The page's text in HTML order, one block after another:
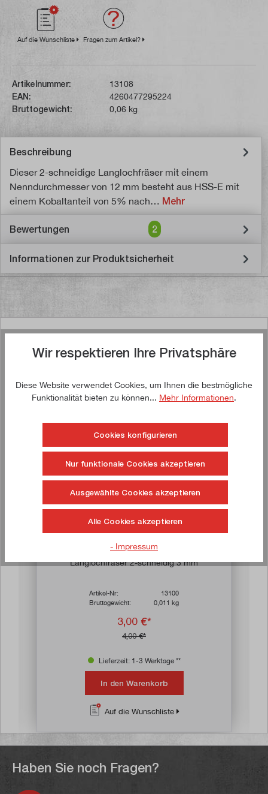
Auf die Wunschliste Fragen zum Artikel?
Artikelnummer:
13108
EAN:
4260477295224
Bruttogewicht:
0,06 kg
Beschreibung
Dieser 2-schneidige Langlochfräser mit einem
Nenndurchmesser von 12 mm besteht aus HSS-E mit
einem Kobaltanteil von 5% nach… Mehr
Bewertungen 2
Informationen zur Produktsicherheit
4.8 von 5 Sternen Durchschnittliche Bewertung von 4.8 von
Langlochfräser 2-schneidig 3 mm
Artikel-Nr:
13100
Bruttogewicht:
0,011 kg
3,00 €*
4,00 €*
Lieferzeit: 1-3 Werktage **
In den Warenkorb
Auf die Wunschliste
Haben Sie noch Fragen?
Wir respektieren Ihre Privatsphäre
Diese Website verwendet Cookies, um Ihnen die bestmögliche
Funktionalität bieten zu können... Mehr Informationen.
Cookies konfigurieren
Nur funktionale Cookies akzeptieren
Ausgewählte Cookies akzeptieren
Alle Cookies akzeptieren
- Impressum